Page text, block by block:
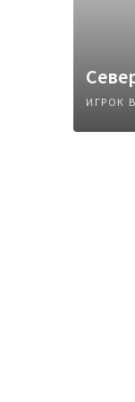
ИГРОК